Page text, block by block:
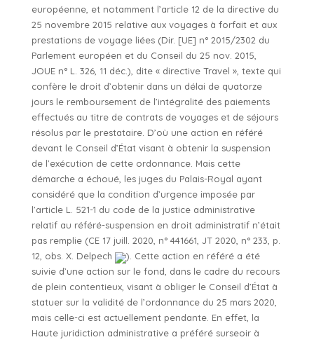
européenne, et notamment l’article 12 de la directive du
25 novembre 2015 relative aux voyages à forfait et aux
prestations de voyage liées (Dir. [UE] n° 2015/2302 du
Parlement européen et du Conseil du 25 nov. 2015,
JOUE n° L. 326, 11 déc.), dite « directive Travel », texte qui
confère le droit d’obtenir dans un délai de quatorze
jours le remboursement de l’intégralité des paiements
effectués au titre de contrats de voyages et de séjours
résolus par le prestataire. D’où une action en référé
devant le Conseil d’État visant à obtenir la suspension
de l’exécution de cette ordonnance. Mais cette
démarche a échoué, les juges du Palais-Royal ayant
considéré que la condition d’urgence imposée par
l’article L. 521-1 du code de la justice administrative
relatif au référé-suspension en droit administratif n’était
pas remplie (CE 17 juill. 2020, n° 441661, JT 2020, n° 233, p.
12, obs. X. Delpech
). Cette action en référé a été
suivie d’une action sur le fond, dans le cadre du recours
de plein contentieux, visant à obliger le Conseil d’État à
statuer sur la validité de l’ordonnance du 25 mars 2020,
mais celle-ci est actuellement pendante. En effet, la
Haute juridiction administrative a préféré surseoir à